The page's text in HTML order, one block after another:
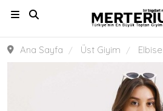
Ana Sayfa Üst Giyim Elbise